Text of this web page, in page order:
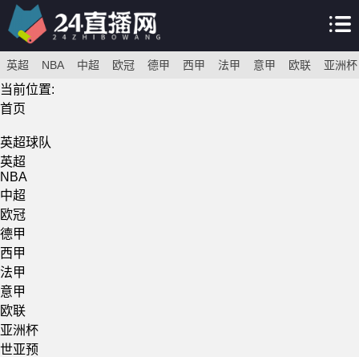
英超 NBA 中超 欧冠 德甲 西甲 法甲 意甲 欧联 亚洲杯
当前位置:
首页
英超球队
英超
NBA
中超
欧冠
德甲
西甲
法甲
意甲
欧联
亚洲杯
世亚预